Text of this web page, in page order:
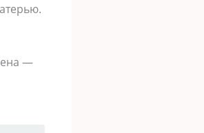
—